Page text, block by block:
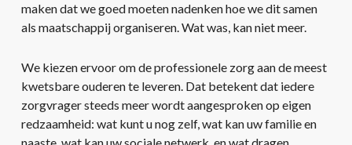
maken dat we goed moeten nadenken hoe we dit samen
als maatschappij organiseren. Wat was, kan niet meer.
We kiezen ervoor om de professionele zorg aan de meest
kwetsbare ouderen te leveren. Dat betekent dat iedere
zorgvrager steeds meer wordt aangesproken op eigen
redzaamheid: wat kunt u nog zelf, wat kan uw familie en